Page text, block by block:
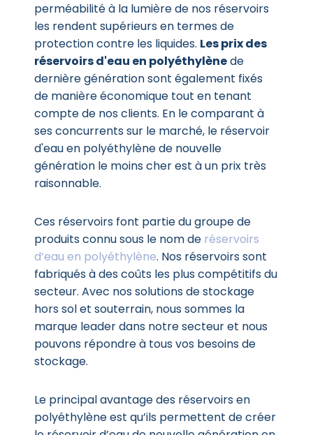
perméabilité à la lumière de nos réservoirs
les rendent supérieurs en termes de
protection contre les liquides. Les prix des
réservoirs d'eau en polyéthylènede
dernière génération sont également fixés
de manière économique tout en tenant
compte de nos clients. En le comparant à
ses concurrents sur le marché, le réservoir
d'eau en polyéthylène de nouvelle
génération le moins cher est à un prix très
raisonnable.
Ces réservoirs font partie du groupe de
produits connu sous le nom de réservoirs
d’eau en polyéthylène. Nos réservoirs sont
fabriqués à des coûts les plus compétitifs du
secteur. Avec nos solutions de stockage
hors sol et souterrain, nous sommes la
marque leader dans notre secteur et nous
pouvons répondre à tous vos besoins de
stockage.
Le principal avantage des réservoirs en
polyéthylène est qu’ils permettent de créer